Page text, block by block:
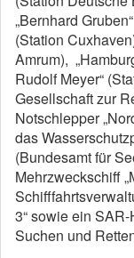
„Bernhard
(Station
Amrum),
Rudolf Meyer“
Gesellschaft zur
Notschlepper
das
(Bundesamt für
Mehrzweckschiff
3“ sowie ein
Suchen und